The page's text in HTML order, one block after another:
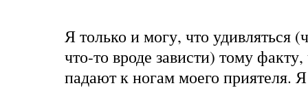
Я только и могу, что удивляться
что-то вроде зависти) тому
падают к ногам моего приятеля.